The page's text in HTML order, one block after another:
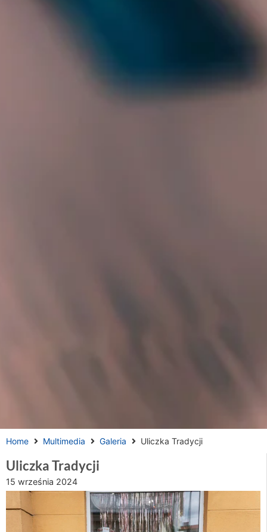
Home Multimedia Galeria Uliczka Tradycji
Uliczka Tradycji
15 września 2024